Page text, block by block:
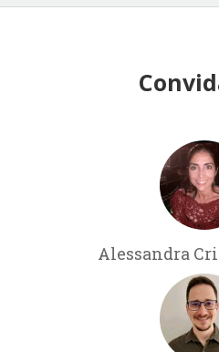
Alessandra